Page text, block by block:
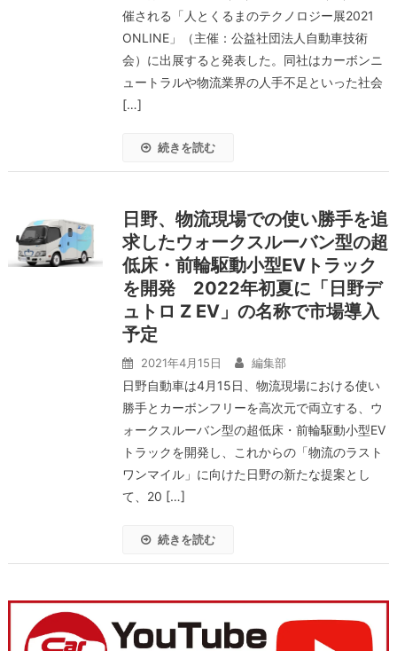
催される「人とくるまのテクノロジー展2021
ONLINE」（主催：公益社団法人自動車技術
会）に出展すると発表した。同社はカーボンニ
ュートラルや物流業界の人手不足といった社会
[…]
続きを読む
日野、物流現場での使い勝手を追
求したウォークスルーバン型の超
低床・前輪駆動小型EVトラック
を開発 2022年初夏に「日野デ
ュトロ Z EV」の名称で市場導入
予定
2021年4月15日 編集部
日野自動車は4月15日、物流現場における使い
勝手とカーボンフリーを高次元で両立する、ウ
ォークスルーバン型の超低床・前輪駆動小型EV
トラックを開発し、これからの「物流のラスト
ワンマイル」に向けた日野の新たな提案とし
て、20 […]
続きを読む